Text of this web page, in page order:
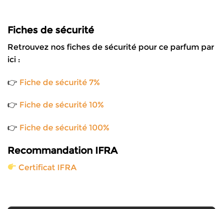
Fiches de sécurité
Retrouvez nos fiches de sécurité pour ce parfum par
ici :
👉 Fiche de sécurité 7%
👉 Fiche de sécurité 10%
👉 Fiche de sécurité 100%
Recommandation IFRA
Certificat IFRA